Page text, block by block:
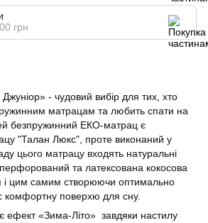
грн
- чудовий вибір для тих, хто
матрацам та любить спати на
безпружинний ЕКО-матрац є
"Талан Люкс", проте виконаний у
цього матрацу входять натуральні
та латексована кокосова
і цим самим створюючи оптимально
комфортну поверхю для сну.
ефект «Зима-Літо» завдяки настилу